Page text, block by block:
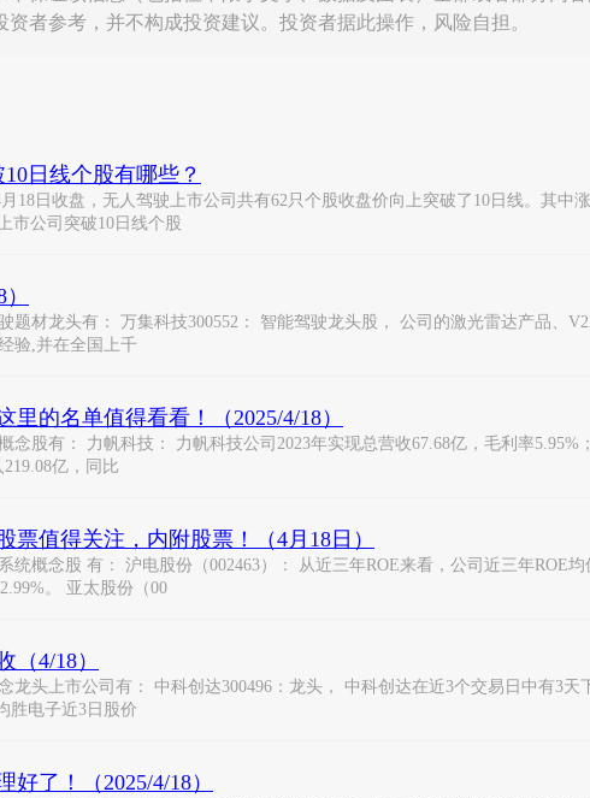
者参考，并不构成投资建议。投资者据此操作，风险自担。
日线个股有哪些？
18日收盘，无人驾驶上市公司共有62只个股收盘价向上突破了10日线。其
市公司突破10日线个股
题材龙头有： 万集科技300552： 智能驾驶龙头股， 公司的激光雷达产品、
验,并在全国上千
的名单值得看看！（2025/4/18）
股有： 力帆科技： 力帆科技公司2023年实现总营收67.68亿，毛利率
亿，同比
值得关注，内附股票！（4月18日）
概念股 有： 沪电股份（002463）： 从近三年ROE来看，公司近三年ROE
。 亚太股份（00
4/18）
头上市公司有： 中科创达300496：龙头， 中科创达在近3个交易日中有3天
胜电子近3日股价
了！（2025/4/18）